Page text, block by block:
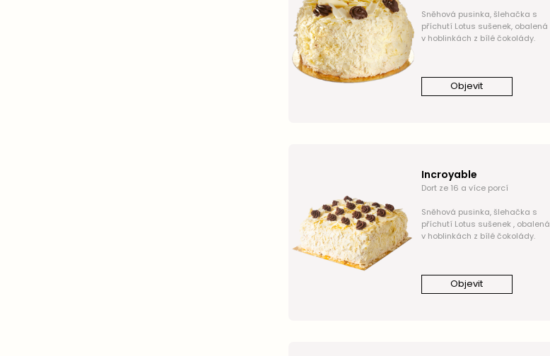
Sněhová pusinka, šlehačka s
příchutí Lotus sušenek, obalená
v hoblinkách z bílé čokolády.
Objevit
Incroyable
Dort ze 16 a více porcí
Sněhová pusinka, šlehačka s
příchutí Lotus sušenek , obalená
v hoblinkách z bílé čokolády.
Objevit